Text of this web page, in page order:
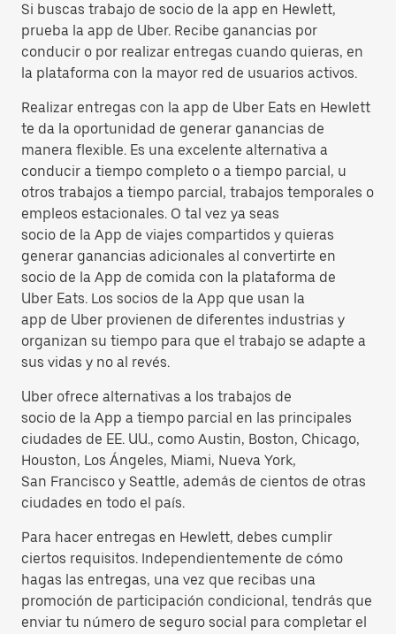
Si buscas trabajo de socio de la app en Hewlett,
prueba la app de Uber. Recibe ganancias por
conducir o por realizar entregas cuando quieras, en
la plataforma con la mayor red de usuarios activos.
Realizar entregas con la app de Uber Eats en Hewlett
te da la oportunidad de generar ganancias de
manera flexible. Es una excelente alternativa a
conducir a tiempo completo o a tiempo parcial, u
otros trabajos a tiempo parcial, trabajos temporales o
empleos estacionales. O tal vez ya seas
socio de la App de viajes compartidos y quieras
generar ganancias adicionales al convertirte en
socio de la App de comida con la plataforma de
Uber Eats. Los socios de la App que usan la
app de Uber provienen de diferentes industrias y
organizan su tiempo para que el trabajo se adapte a
sus vidas y no al revés.
Uber ofrece alternativas a los trabajos de
socio de la App a tiempo parcial en las principales
ciudades de EE. UU., como Austin, Boston, Chicago,
Houston, Los Ángeles, Miami, Nueva York,
San Francisco y Seattle, además de cientos de otras
ciudades en todo el país.
Para hacer entregas en Hewlett, debes cumplir
ciertos requisitos. Independientemente de cómo
hagas las entregas, una vez que recibas una
promoción de participación condicional, tendrás que
enviar tu número de seguro social para completar el